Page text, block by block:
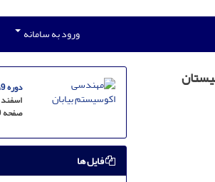
ورود به سامانه
دوره 9، شماره 29
اسفند 1399
صفحه
فایل ها